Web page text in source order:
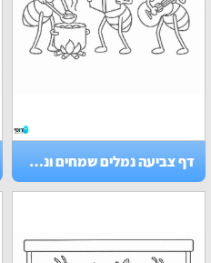
דף צביעה נמלים שמחים ונהנים